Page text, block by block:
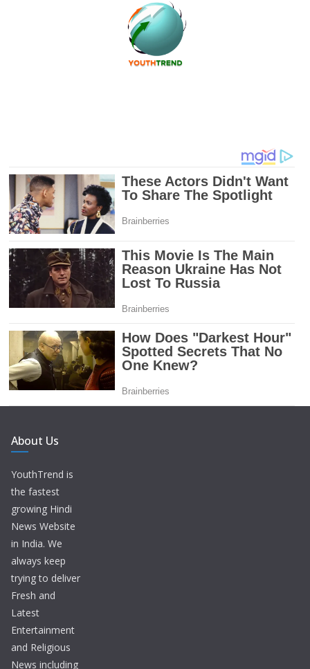
About Us
YouthTrend is
the fastest
growing Hindi
News Website
in India. We
always keep
trying to deliver
Fresh and
Latest
Entertainment
and Religious
News including